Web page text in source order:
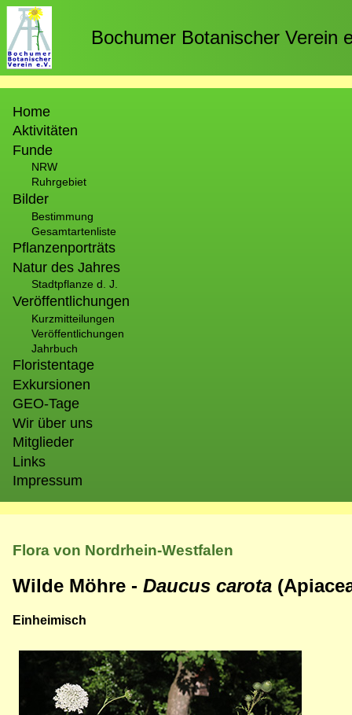
Direkt
zum
Inhalt
Bochumer Botanischer Verein
Home
Aktivitäten
Funde
NRW
Ruhrgebiet
Bilder
Bestimmung
Gesamtartenliste
Pflanzenporträts
Natur des Jahres
Stadtpflanze d. J.
Veröffentlichungen
Kurzmitteilungen
Veröffentlichungen
Jahrbuch
Floristentage
Exkursionen
GEO-Tage
Wir über uns
Mitglieder
Links
Impressum
Flora von Nordrhein-Westfalen
Wilde Möhre - Daucus carota
Einheimisch